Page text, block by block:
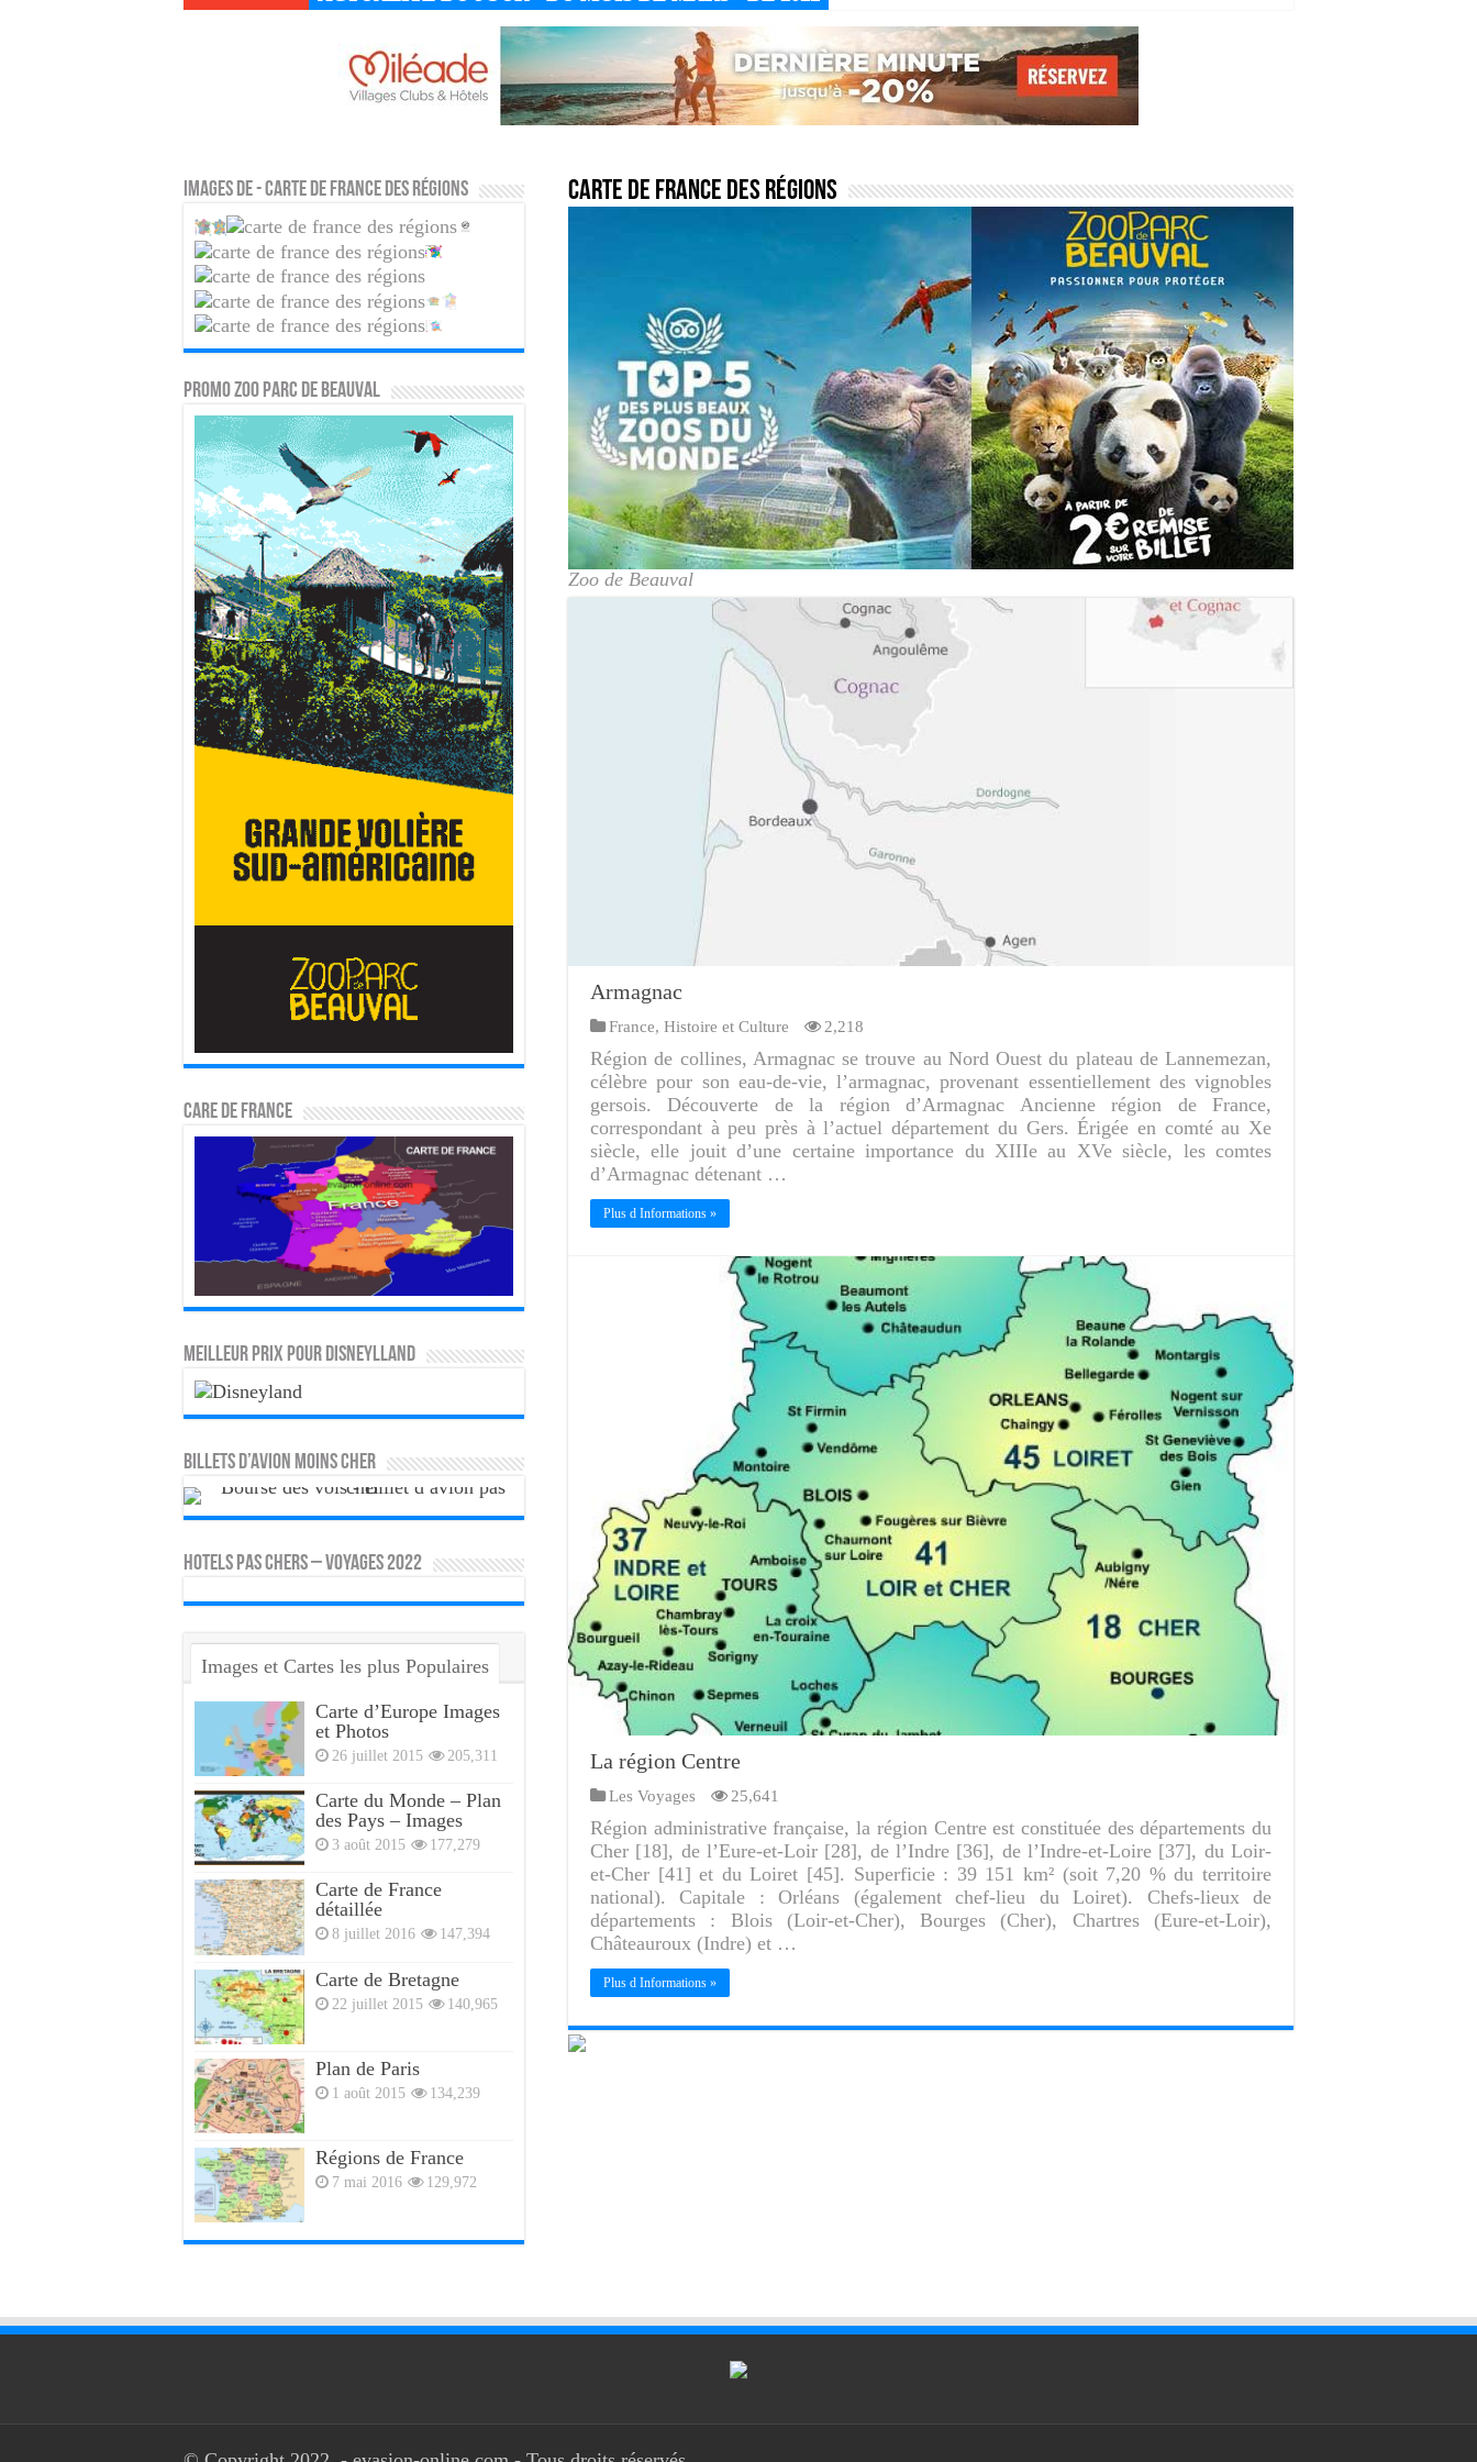
Carte de France des régions
Zoo de Beauval
Armagnac
France, Histoire et Culture 2,218
Région de collines, Armagnac se trouve au Nord Ouest du plateau de Lannemezan,
célèbre pour son eau-de-vie, l’armagnac, provenant essentiellement des vignobles
gersois. Découverte de la région d’Armagnac Ancienne région de France,
correspondant à peu près à l’actuel département du Gers. Érigée en comté au Xe
siècle, elle jouit d’une certaine importance du XIIIe au XVe siècle, les comtes
d’Armagnac détenant …
Plus d Informations »
La région Centre
Les Voyages 25,641
Région administrative française, la région Centre est constituée des départements du
Cher [18], de l’Eure-et-Loir [28], de l’Indre [36], de l’Indre-et-Loire [37], du Loir-
et-Cher [41] et du Loiret [45]. Superficie : 39 151 km² (soit 7,20 % du territoire
national). Capitale : Orléans (également chef-lieu du Loiret). Chefs-lieux de
départements : Blois (Loir-et-Cher), Bourges (Cher), Chartres (Eure-et-Loir),
Châteauroux (Indre) et …
Plus d Informations »
Images de - Carte de France des régions
PROMO ZOO PARC DE BEAUVAL
CARE DE FRANCE
MEILLEUR PRIX POUR DISNEYLLAND
Billets d’avion moins cher
HOTELS PAS CHERS – VOYAGES 2022
Images et Cartes les plus Populaires
Carte d’Europe Images
et Photos
26 juillet 2015 205,311
Carte du Monde – Plan
des Pays – Images
3 août 2015 177,279
Carte de France
détaillée
8 juillet 2016 147,394
Carte de Bretagne
22 juillet 2015 140,965
Plan de Paris
1 août 2015 134,239
Régions de France
7 mai 2016 129,972